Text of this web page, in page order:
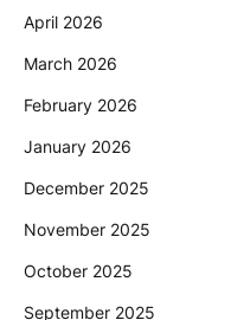
April 2026
March 2026
February 2026
January 2026
December 2025
November 2025
October 2025
September 2025